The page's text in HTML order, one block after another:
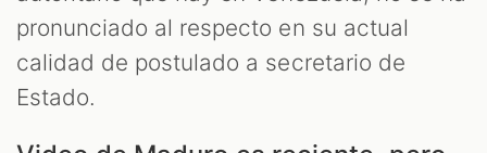
pronunciado al respecto en su actual
calidad de postulado a secretario de
Estado.